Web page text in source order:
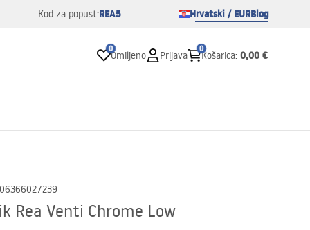
Kod za popust:REA5 Hrvatski / EURBlog
0
Omiljeno Prijava
0
Košarica: 0,00 €
Rea Venti Chrome Low